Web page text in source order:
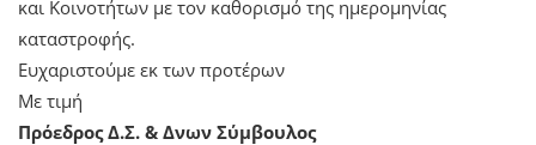
και Κοινοτήτων με τον καθορισμό της ημερομηνίας
καταστροφής.
Ευχαριστούμε εκ των προτέρων
Με τιμή
Πρόεδρος Δ.Σ. & Δνων Σύμβουλος